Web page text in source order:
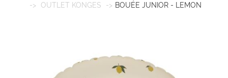
OUTLET KONGES
BOUÉE JUNIOR - LEMON